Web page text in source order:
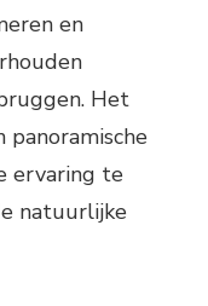
en
Het
ervaring te
natuurlijke